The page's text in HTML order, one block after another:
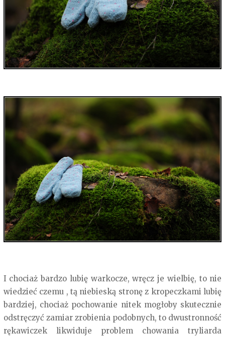
I chociaż bardzo lubię warkocze, wręcz je wielbię, to nie
wiedzieć czemu , tą niebieską stronę z kropeczkami lubię
bardziej, chociaż pochowanie nitek mogłoby skutecznie
odstręczyć zamiar zrobienia podobnych, to dwustronność
rękawiczek likwiduje problem chowania tryliarda